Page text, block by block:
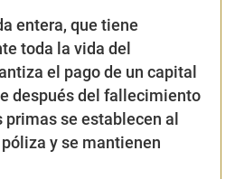
entera, que tiene
toda la vida del
el pago de un capital
después del fallecimiento
primas se establecen al
y se mantienen